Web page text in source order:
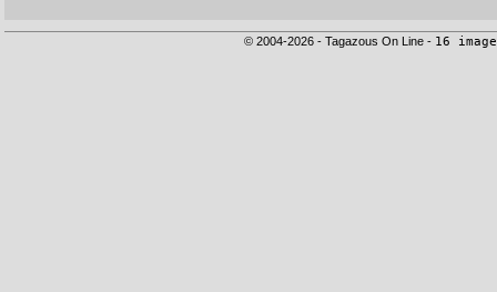
© 2004-2026 - Tagazous On Line - 16